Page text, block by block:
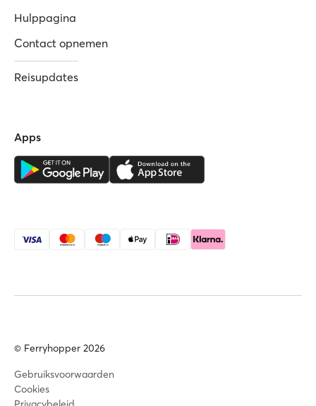
Hulppagina
Contact opnemen
Reisupdates
Apps
© Ferryhopper 2026
Gebruiksvoorwaarden
Cookies